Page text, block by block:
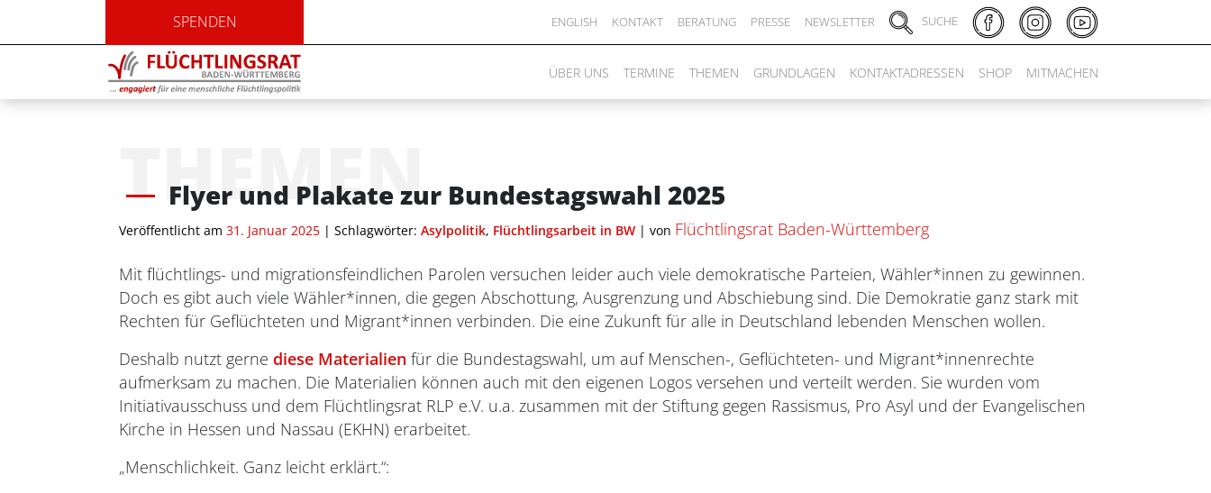
SPENDEN ENGLISH KONTAKT BERATUNG PRESSE NEWSLETTER SUCHE
ÜBER UNS TERMINE THEMEN GRUNDLAGEN KONTAKTADRESSEN SHOP MITMACHEN
THEMEN
Flyer und Plakate zur Bundestagswahl 2025
Veröffentlicht am 31. Januar 2025 | Schlagwörter: Asylpolitik, Flüchtlingsarbeit in BW | von Flüchtlingsrat Baden-Württemberg
Mit flüchtlings- und migrationsfeindlichen Parolen versuchen leider auch viele demokratische Parteien, Wähler*innen zu gewinnen.
Doch es gibt auch viele Wähler*innen, die gegen Abschottung, Ausgrenzung und Abschiebung sind. Die Demokratie ganz stark mit
Rechten für Geflüchteten und Migrant*innen verbinden. Die eine Zukunft für alle in Deutschland lebenden Menschen wollen.
Deshalb nutzt gerne diese Materialien für die Bundestagswahl, um auf Menschen-, Geflüchteten- und Migrant*innenrechte
aufmerksam zu machen. Die Materialien können auch mit den eigenen Logos versehen und verteilt werden. Sie wurden vom
Initiativausschuss und dem Flüchtlingsrat RLP e.V. u.a. zusammen mit der Stiftung gegen Rassismus, Pro Asyl und der Evangelischen
Kirche in Hessen und Nassau (EKHN) erarbeitet.
„Menschlichkeit. Ganz leicht erklärt.“: